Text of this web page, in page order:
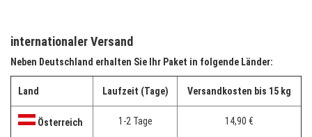
internationaler Versand
Neben Deutschland erhalten Sie Ihr Paket in folgende Länder:
Land Laufzeit (Tage) Versandkosten bis 15 kg
Österreich 1-2 Tage 14,90 €